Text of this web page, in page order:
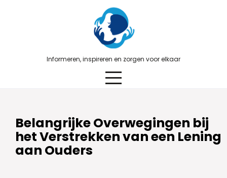
Informeren, inspireren en zorgen voor elkaar
Belangrijke Overwegingen bij
het Verstrekken van een Lening
aan Ouders